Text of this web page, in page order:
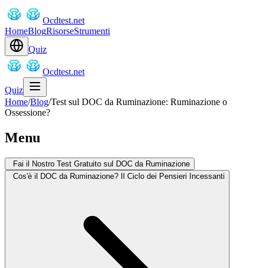
Ocdtest.net
HomeBlogRisorseStrumenti
Quiz
Ocdtest.net
Quiz
Home/Blog/Test sul DOC da Ruminazione: Ruminazione o
Ossessione?
Menu
Fai il Nostro Test Gratuito sul DOC da Ruminazione
Cos'è il DOC da Ruminazione? Il Ciclo dei Pensieri Incessanti